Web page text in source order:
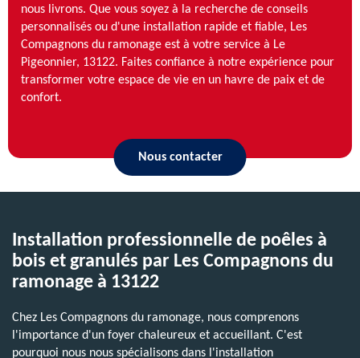
nous livrons. Que vous soyez à la recherche de conseils
personnalisés ou d'une installation rapide et fiable, Les
Compagnons du ramonage est à votre service à Le
Pigeonnier, 13122. Faites confiance à notre expérience pour
transformer votre espace de vie en un havre de paix et de
confort.
Nous contacter
Installation professionnelle de poêles à
bois et granulés par Les Compagnons du
ramonage à 13122
Chez Les Compagnons du ramonage, nous comprenons
l'importance d'un foyer chaleureux et accueillant. C'est
pourquoi nous nous spécialisons dans l'installation